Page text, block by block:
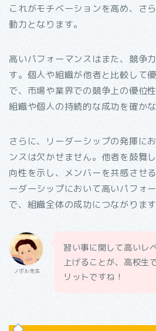
これがモチベーションを高め、さ
動力となります。
高いパフォーマンスはまた、競争
す。個人や組織が他者と比較して
で、市場や業界での競争上の優位
組織や個人の持続的な成功を確か
さらに、リーダーシップの発揮に
ンスは欠かせません。他者を鼓舞
向性を示し、メンバーを共感させ
ーダーシップにおいて高いパフォ
で、組織全体の成功につながります
ノボル先生
習い事に関して高いレ
上げることが、高校生
リットですね！